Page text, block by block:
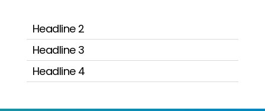
Headline 2
Headline 3
Headline 4